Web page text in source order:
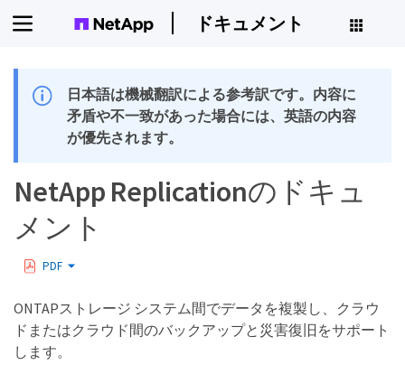
ドキュメント
日本語は機械翻訳による参考訳です。内容に
矛盾や不一致があった場合には、英語の内容
が優先されます。
NetApp Replicationのドキュ
メント
PDF
ONTAPストレージ システム間でデータを複製し、クラウ
ドまたはクラウド間のバックアップと災害復旧をサポート
します。